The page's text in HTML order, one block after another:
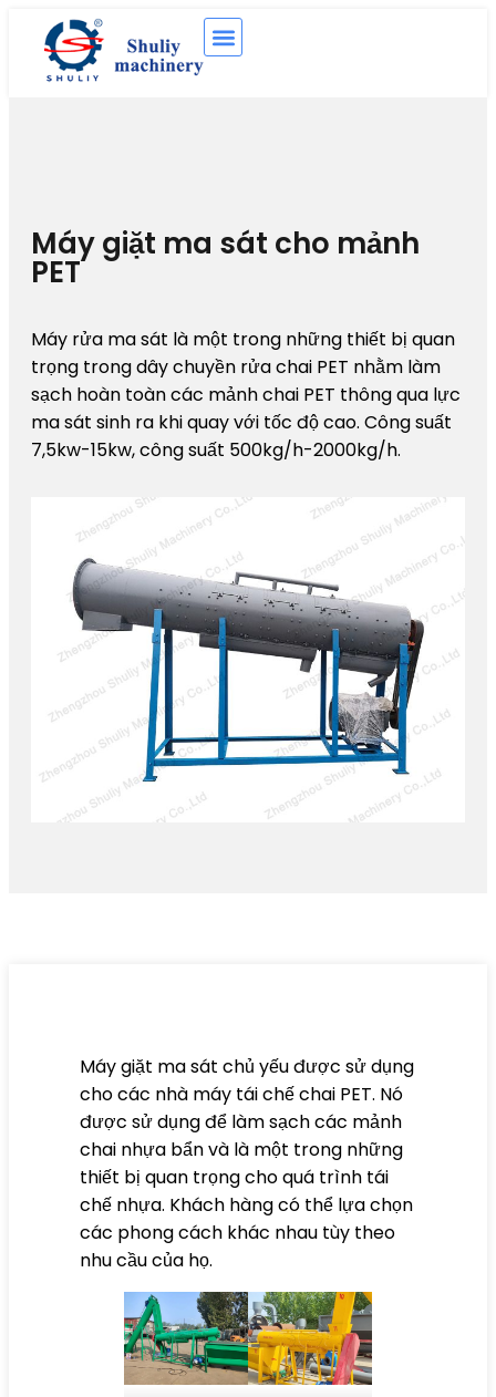
Máy giặt ma sát cho mảnh
PET
Máy rửa ma sát là một trong những thiết bị quan
trọng trong dây chuyền rửa chai PET nhằm làm
sạch hoàn toàn các mảnh chai PET thông qua lực
ma sát sinh ra khi quay với tốc độ cao. Công suất
7,5kw-15kw, công suất 500kg/h-2000kg/h.
Máy giặt ma sát chủ yếu được sử dụng
cho các nhà máy tái chế chai PET. Nó
được sử dụng để làm sạch các mảnh
chai nhựa bẩn và là một trong những
thiết bị quan trọng cho quá trình tái
chế nhựa. Khách hàng có thể lựa chọn
các phong cách khác nhau tùy theo
nhu cầu của họ.